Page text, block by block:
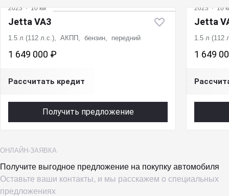
2023 · 10 км
Jetta VA3
1.5 л (112 л.с.), АКПП, бензин, передний
1 649 000 ₽
Рассчитать кредит
Получить предложение
2023 · 10
Jetta
1.5 л (112
1 649
ОНЛАЙН-ЗАЯВКА
Получите выгодное предложение на покупку автомобиля
Оставьте ваши контакты, и мы расскажем о специальных
предложениях